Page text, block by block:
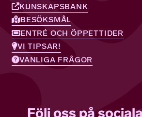
KUNSKAPSBANK
BESÖKSMÅL
ENTRÉ OCH ÖPPETTIDER
VI TIPSAR!
VANLIGA FRÅGOR
Följ oss på